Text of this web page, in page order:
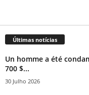
Últimas notícias
Un homme a été
700 $...
30 Julho 2026